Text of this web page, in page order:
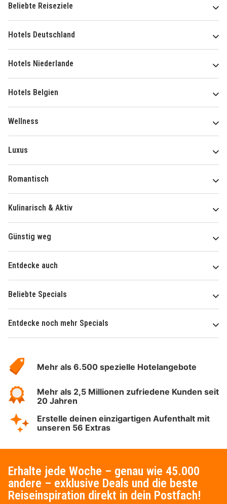
Beliebte Reiseziele
Hotels Deutschland
Hotels Niederlande
Hotels Belgien
Wellness
Luxus
Romantisch
Kulinarisch & Aktiv
Günstig weg
Entdecke auch
Beliebte Specials
Entdecke noch mehr Specials
Hotelspecials
Mehr als 6.500 spezielle Hotelangebote
Mehr als 2,5 Millionen zufriedene Kunden seit
20 Jahren
Erstelle deinen einzigartigen Aufenthalt mit
unseren 56 Extras
Erhalte jede Woche – genau wie 45.000
andere – exklusive Deals und die beste
Reiseinspiration direkt in dein Postfach!